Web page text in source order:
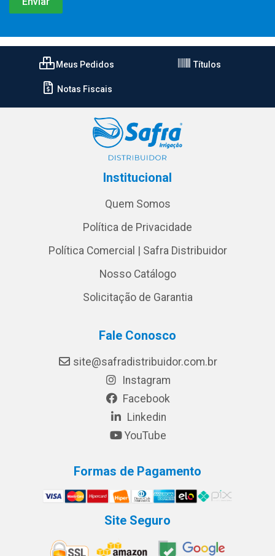
Meus Pedidos Títulos
Notas Fiscais
Institucional
Quem Somos
Política de Privacidade
Política Comercial | Safra Distribuidor
Nosso Catálogo
Solicitação de Garantia
Fale Conosco
site@safradistribuidor.com.br
Instagram
Facebook
Linkedin
YouTube
Formas de Pagamento
Site Seguro